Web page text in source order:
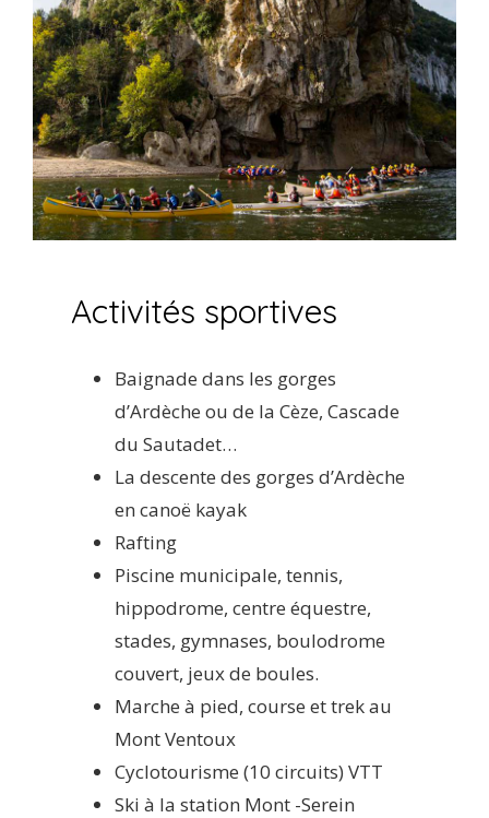
Activités sportives
Baignade dans les gorges
d’Ardèche ou de la Cèze, Cascade
du Sautadet…
La descente des gorges d’Ardèche
en canoë kayak
Rafting
Piscine municipale, tennis,
hippodrome, centre équestre,
stades, gymnases, boulodrome
couvert, jeux de boules.
Marche à pied, course et trek au
Mont Ventoux
Cyclotourisme (10 circuits) VTT
Ski à la station Mont -Serein